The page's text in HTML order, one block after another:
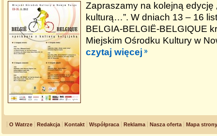
Zapraszamy na kolejną edycję
kulturą…”. W dniach 13 – 16
BELGIA-BELGIË-BELGIQUE
Miejskim Ośrodku Kultury w
czytaj więcej
O Watrze Redakcja Kontakt Współpraca Reklama Nasza oferta Mapa strony